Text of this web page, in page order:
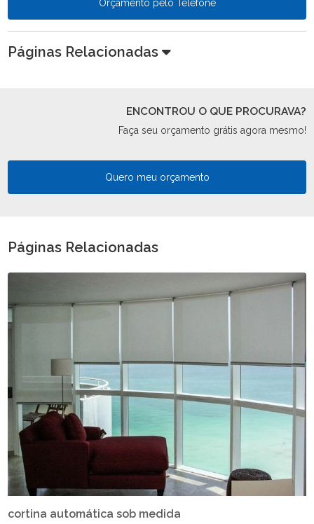
Orçamento pelo Telefone
Páginas Relacionadas
ENCONTROU O QUE PROCURAVA?
Faça seu orçamento grátis agora mesmo!
Quero meu orçamento
Páginas Relacionadas
cortina automática sob medida